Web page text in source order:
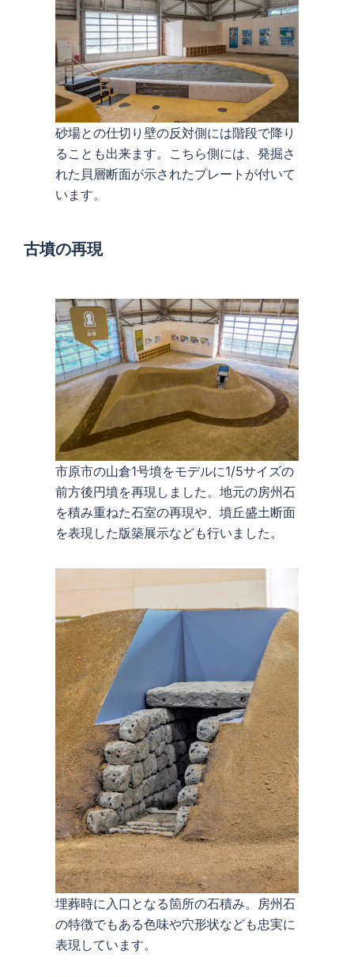
砂場との仕切り壁の反対側には階段で降り
ることも出来ます。こちら側には、発掘さ
れた貝層断面が示されたプレートが付いて
います。
古墳の再現
市原市の山倉1号墳をモデルに1/5サイズの
前方後円墳を再現しました。地元の房州石
を積み重ねた石室の再現や、墳丘盛土断面
を表現した版築展示なども行いました。
埋葬時に入口となる箇所の石積み。房州石
の特徴でもある色味や穴形状なども忠実に
表現しています。